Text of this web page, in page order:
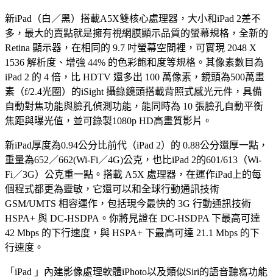
新iPad（白／黑）搭載A5X雙核心處理器，大小和iPad 2差不
多，最大的賣點就是擁有視網膜顯示品質的螢幕規格，全新的
Retina 顯示器，在相同的 9.7 吋螢幕空間裡，可實現 2048 X
1536 解析度、增強 44% 的色彩飽和度等規格。其像素數目為
iPad 2 的 4 倍，比 HDTV 還多出 100 萬像素，鏡頭為500萬畫
素（f/2.4光圈）的iSight 攝錄鏡頭搭載背照式感光元件，具備
自動對焦功能與臉孔偵測功能，能同時為 10 張臉孔自動平衡
焦距與曝光值，並可錄製1080p HD高畫質影片。
新iPad厚度為0.94公分比前代（iPad 2）的 0.88公分還厚一點，
重量為652／662(Wi-Fi／4G)公克，也比iPad 2的601/613（Wi-
Fi／3G）公克重一點。搭載 A5X 處理器，在運作iPad上的每
個程式都更為靈敏，它還可以和全球行動通訊技術
GSM/UMTS 相容運作，包括現今最快的 3G 行動通訊技術
HSPA+ 與 DC-HSDPA。你將見證在 DC-HSDPA 下最高可達
42 Mbps 的下行速度，與 HSPA+ 下最高可達 21.1 Mbps 的下
行速度。
「iPad 」內建影像處理軟體iPhoto以及類似Siri的語音聽寫功能